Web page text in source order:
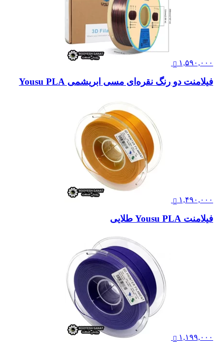
۱,۵۹۰,۰۰۰
فیلامنت دو رنگ نقره‌ای مسی ابریشمی Yousu PLA
۱,۴۹۰,۰۰۰
فیلامنت Yousu PLA طلایی
۱,۱۹۹,۰۰۰